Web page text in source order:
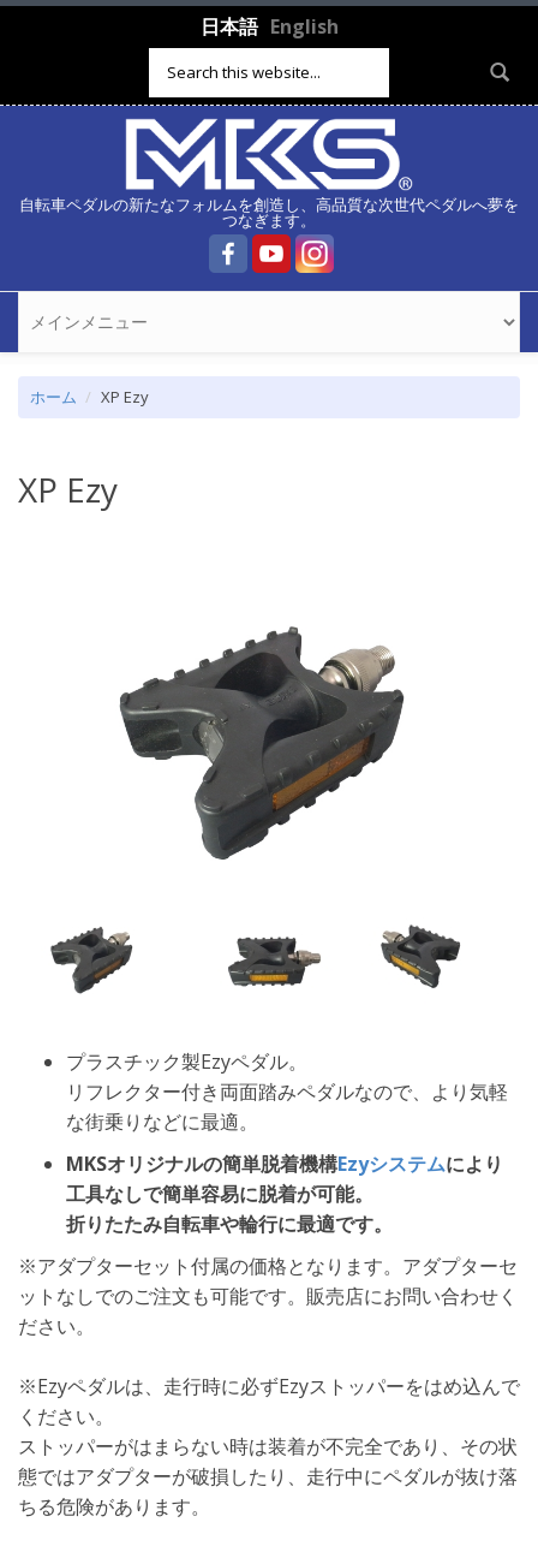
メインコンテンツに移動日本語 English
検索フォーム
自転車ペダルの新たなフォルムを創造し、高品質な次世代ペダルへ夢を
つなぎます。
ホーム XP Ezy
XP Ezy
プラスチック製Ezyペダル。
リフレクター付き両面踏みペダルなので、より気軽
な街乗りなどに最適。
MKSオリジナルの簡単脱着機構Ezyシステムにより
工具なしで簡単容易に脱着が可能。
折りたたみ自転車や輪行に最適です。
※アダプターセット付属の価格となります。アダプターセ
ットなしでのご注文も可能です。販売店にお問い合わせく
ださい。
※Ezyペダルは、走行時に必ずEzyストッパーをはめ込んで
ください。
ストッパーがはまらない時は装着が不完全であり、その状
態ではアダプターが破損したり、走行中にペダルが抜け落
ちる危険があります。